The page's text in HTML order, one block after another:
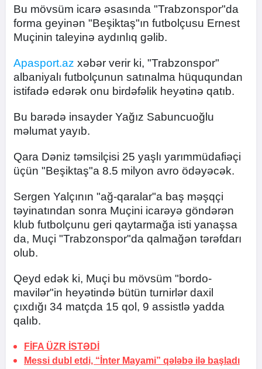
Bu mövsüm icarə əsasında "Trabzonspor"da
forma geyinən "Beşiktaş"ın futbolçusu Ernest
Muçinin taleyinə aydınlıq gəlib.
Apasport.az xəbər verir ki, "Trabzonspor"
albaniyalı futbolçunun satınalma hüququndan
istifadə edərək onu birdəfəlik heyətinə qatıb.
Bu barədə insayder Yağız Sabuncuoğlu
məlumat yayıb.
Qara Dəniz təmsilçisi 25 yaşlı yarımmüdafiəçi
üçün "Beşiktaş"a 8.5 milyon avro ödəyəcək.
Sergen Yalçının "ağ-qaralar"a baş məşqçi
təyinatından sonra Muçini icarəyə göndərən
klub futbolçunu geri qaytarmağa isti yanaşsa
da, Muçi "Trabzonspor"da qalmağən tərəfdarı
olub.
Qeyd edək ki, Muçi bu mövsüm "bordo-
mavilər"in heyətində bütün turnirlər daxil
çıxdığı 34 matçda 15 qol, 9 assistlə yadda
qalıb.
FİFA ÜZR İSTƏDİ
Messi dubl etdi, “İnter Mayami” qələbə ilə başladı